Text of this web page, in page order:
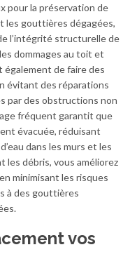
pour la préservation de
les gouttières dégagées,
l’intégrité structurelle de
dommages au toit et
également de faire des
évitant des réparations
par des obstructions non
fréquent garantit que
évacuée, réduisant
dans les murs et les
les débris, vous améliorez
minimisant les risques
à des gouttières
vos